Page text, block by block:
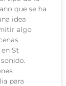
que se ha
idea
algo
St
para